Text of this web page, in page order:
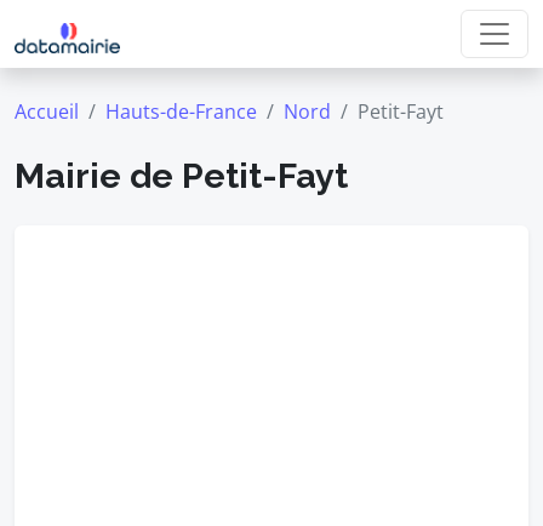
Accueil Hauts-de-France Nord Petit-Fayt
Mairie de Petit-Fayt